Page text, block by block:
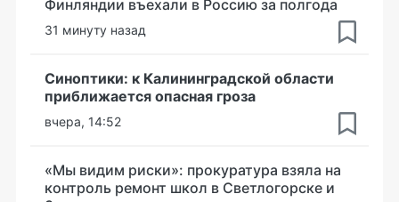
Финляндии въехали в Россию за полгода
31 минуту назад
Синоптики: к Калининградской области
приближается опасная гроза
вчера, 14:52
«Мы видим риски»: прокуратура взяла на
контроль ремонт школ в Светлогорске и